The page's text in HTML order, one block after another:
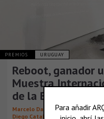
PREMIOS URUGUAY
Reboot, ganador
Muestra
de la Bienal de
Marcelo Danza ,Antar Kuri,
Diego Cataldo Facundo Romero,